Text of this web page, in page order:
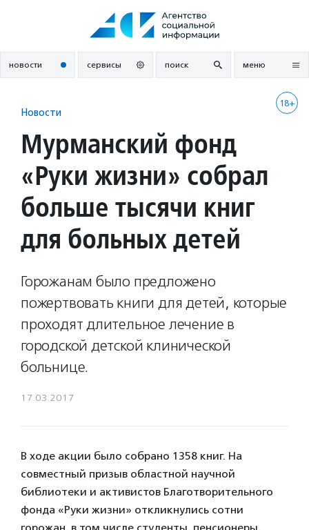
новости сервисы поиск меню
18+
Новости
Мурманский фонд
«Руки жизни» собрал
больше тысячи книг
для больных детей
Горожанам было предложено
пожертвовать книги для детей, которые
проходят длительное лечение в
городской детской клинической
больнице.
17.03.2017
В ходе акции было собрано 1358 книг. На
совместный призыв областной научной
библиотеки и активистов Благотворительного
фонда «Руки жизни» откликнулись сотни